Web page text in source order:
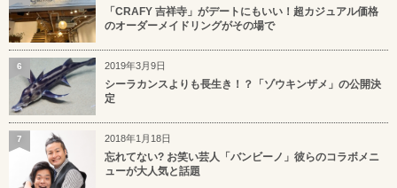
「CRAFY 吉祥寺」がデートにもいい！超カジュアル価格
のオーダーメイドリングがその場で
2019年3月9日
シーラカンスよりも長生き！？「ゾウキンザメ」の公開決
定
6
2018年1月18日
忘れてない? お笑い芸人「バンビーノ」彼らのコラボメニ
ューが大人気と話題
7